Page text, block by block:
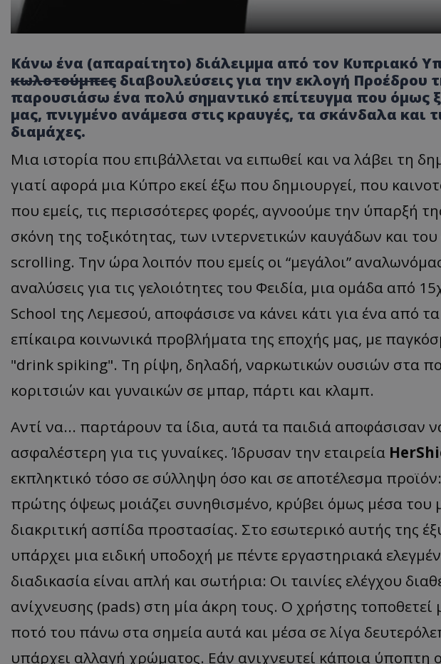
Κάνω ένα (απαραίτητο) διάλειμμα από τον Κυπριακό
κωλοτούμπες διαβουλεύσεις για την εκλογή Προέδρου
παρουσιάσω ένα πολύ σημαντικό επίτευγμα που όμως
μας, πνιγμένο ανάμεσα στις κραυγές, τα σκάνδαλα και
διαμάχες.
Μια ιστορία που επιβάλλεται να ειπωθεί και να λάβει τη
γιατί αφορά μια Κύπρο εκεί έξω που δημιουργεί, που
που εμείς, τις περισσότερες φορές, αγνοούμε την ύπαρξή
σκόνη της τοξικότητας, των ιντερνετικών καυγάδων και
scrolling. Την ώρα λοιπόν που εμείς οι “μεγάλοι”
αναλύσεις για τις γελοιότητες του Φειδία, μια ομάδα από
School της Λεμεσού, αποφάσισε να κάνει κάτι για ένα από
επίκαιρα κοινωνικά προβλήματα της εποχής μας, με
"drink spiking". Τη ρίψη, δηλαδή, ναρκωτικών ουσιών στα
κοριτσιών και γυναικών σε μπαρ, πάρτι και κλαμπ.
Αντί να... παρτάρουν τα ίδια, αυτά τα παιδιά αποφάσισαν
ασφαλέστερη για τις γυναίκες. Ίδρυσαν την εταιρεία
εκπληκτικό τόσο σε σύλληψη όσο και σε αποτέλεσμα
πρώτης όψεως μοιάζει συνηθισμένο, κρύβει όμως μέσα του
διακριτική ασπίδα προστασίας. Στο εσωτερικό αυτής της
υπάρχει μια ειδική υποδοχή με πέντε εργαστηριακά
διαδικασία είναι απλή και σωτήρια: Οι ταινίες ελέγχου
ανίχνευσης (pads) στη μία άκρη τους. Ο χρήστης τοποθετεί
ποτό του πάνω στα σημεία αυτά και μέσα σε λίγα
υπάρχει αλλαγή χρώματος. Εάν ανιχνευτεί κάποια ύποπτη